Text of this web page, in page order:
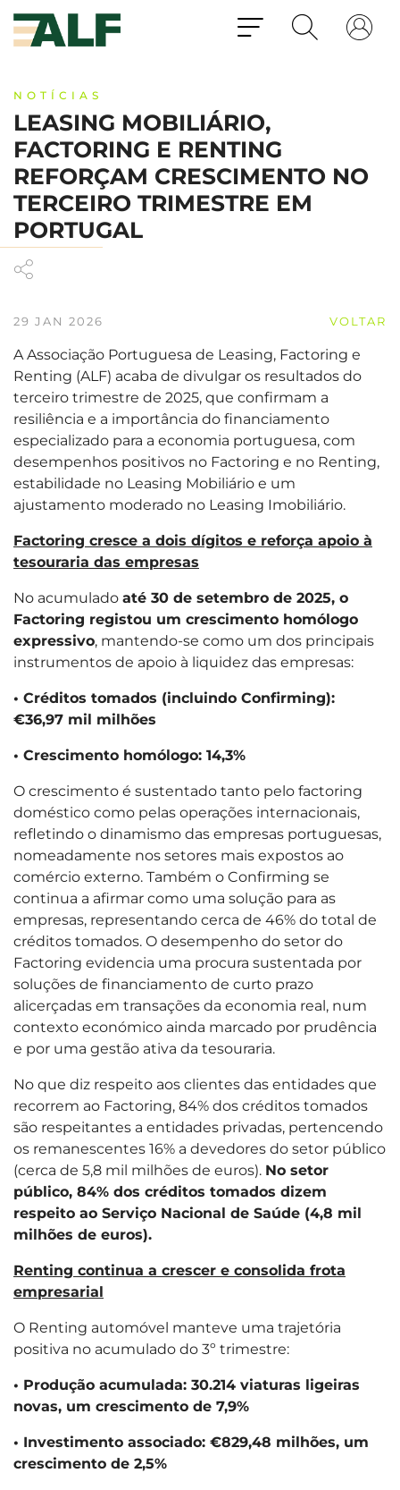
NOTÍCIAS
LEASING MOBILIÁRIO,
FACTORING E RENTING
REFORÇAM CRESCIMENTO NO
TERCEIRO TRIMESTRE EM
PORTUGAL
29 JAN 2026 VOLTAR
A Associação Portuguesa de Leasing, Factoring e
Renting (ALF) acaba de divulgar os resultados do
terceiro trimestre de 2025, que confirmam a
resiliência e a importância do financiamento
especializado para a economia portuguesa, com
desempenhos positivos no Factoring e no Renting,
estabilidade no Leasing Mobiliário e um
ajustamento moderado no Leasing Imobiliário.
Factoring cresce a dois dígitos e reforça apoio à
tesouraria das empresas
No acumulado até 30 de setembro de 2025, o
Factoring registou um crescimento homólogo
expressivo, mantendo-se como um dos principais
instrumentos de apoio à liquidez das empresas:
• Créditos tomados (incluindo Confirming):
€36,97 mil milhões
• Crescimento homólogo: 14,3%
O crescimento é sustentado tanto pelo factoring
doméstico como pelas operações internacionais,
refletindo o dinamismo das empresas portuguesas,
nomeadamente nos setores mais expostos ao
comércio externo. Também o Confirming se
continua a afirmar como uma solução para as
empresas, representando cerca de 46% do total de
créditos tomados. O desempenho do setor do
Factoring evidencia uma procura sustentada por
soluções de financiamento de curto prazo
alicerçadas em transações da economia real, num
contexto económico ainda marcado por prudência
e por uma gestão ativa da tesouraria.
No que diz respeito aos clientes das entidades que
recorrem ao Factoring, 84% dos créditos tomados
são respeitantes a entidades privadas, pertencendo
os remanescentes 16% a devedores do setor público
(cerca de 5,8 mil milhões de euros). No setor
público, 84% dos créditos tomados dizem
respeito ao Serviço Nacional de Saúde (4,8 mil
milhões de euros).
Renting continua a crescer e consolida frota
empresarial
O Renting automóvel manteve uma trajetória
positiva no acumulado do 3º trimestre:
• Produção acumulada: 30.214 viaturas ligeiras
novas, um crescimento de 7,9%
• Investimento associado: €829,48 milhões, um
crescimento de 2,5%